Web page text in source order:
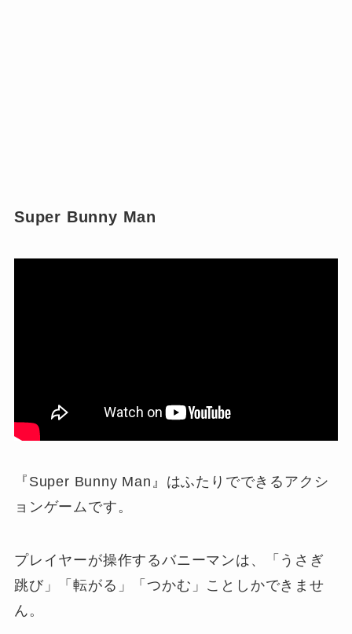
Super Bunny Man
『Super Bunny Man』はふたりでできるアクシ
ョンゲームです。
プレイヤーが操作するバニーマンは、「うさぎ
跳び」「転がる」「つかむ」ことしかできませ
ん。